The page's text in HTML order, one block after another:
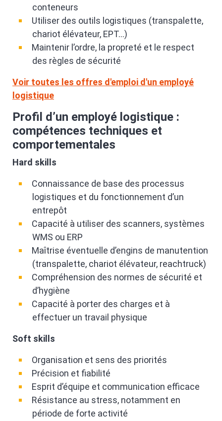
conteneurs
Utiliser des outils logistiques (transpalette,
chariot élévateur, EPT…)
Maintenir l’ordre, la propreté et le respect
des règles de sécurité
Voir toutes les offres d'emploi d'un employé
logistique
Profil d’un employé logistique :
compétences techniques et
comportementales
Hard skills
Connaissance de base des processus
logistiques et du fonctionnement d’un
entrepôt
Capacité à utiliser des scanners, systèmes
WMS ou ERP
Maîtrise éventuelle d’engins de manutention
(transpalette, chariot élévateur, reachtruck)
Compréhension des normes de sécurité et
d’hygiène
Capacité à porter des charges et à
effectuer un travail physique
Soft skills
Organisation et sens des priorités
Précision et fiabilité
Esprit d’équipe et communication efficace
Résistance au stress, notamment en
période de forte activité